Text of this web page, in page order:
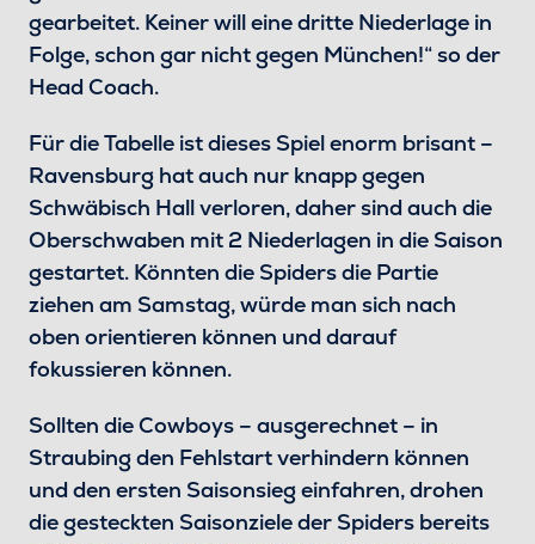
gearbeitet. Keiner will eine dritte Niederlage in
Folge, schon gar nicht gegen München!“ so der
Head Coach.
Für die Tabelle ist dieses Spiel enorm brisant –
Ravensburg hat auch nur knapp gegen
Schwäbisch Hall verloren, daher sind auch die
Oberschwaben mit 2 Niederlagen in die Saison
gestartet. Könnten die Spiders die Partie
ziehen am Samstag, würde man sich nach
oben orientieren können und darauf
fokussieren können.
Sollten die Cowboys – ausgerechnet – in
Straubing den Fehlstart verhindern können
und den ersten Saisonsieg einfahren, drohen
die gesteckten Saisonziele der Spiders bereits